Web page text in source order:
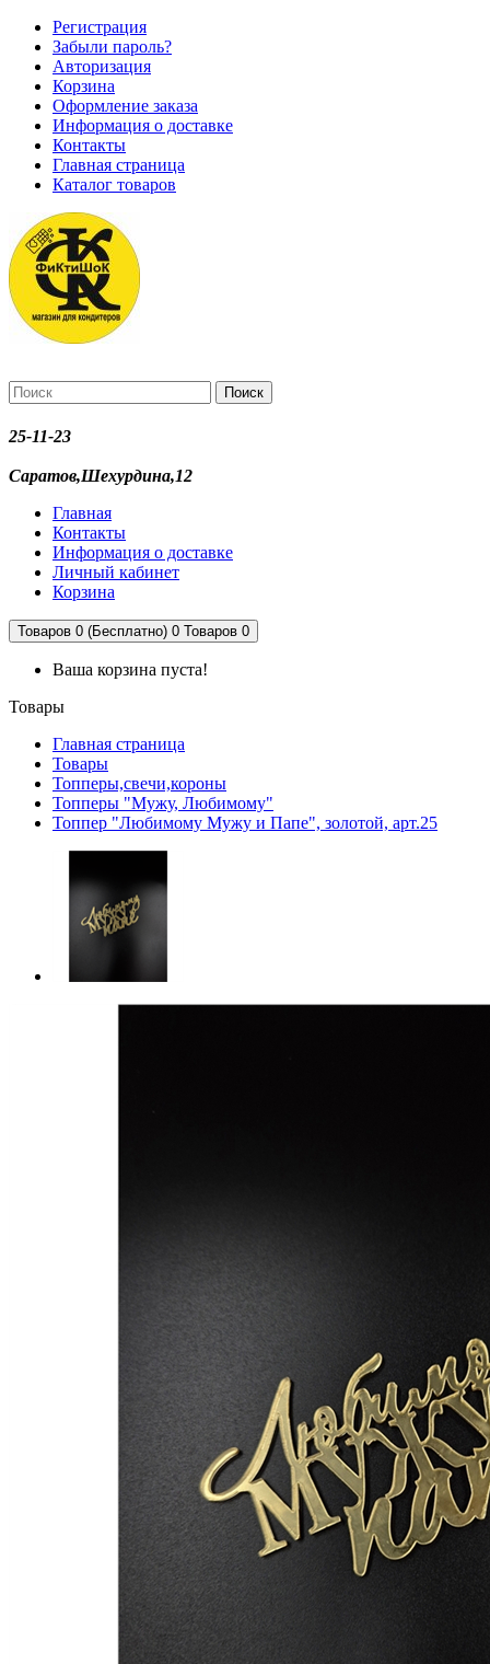
Регистрация
Забыли пароль?
Авторизация
Корзина
Оформление заказа
Информация о доставке
Контакты
Главная страница
Каталог товаров
Поиск
25-11-23
Саратов,Шехурдина,12
Главная
Контакты
Информация о доставке
Личный кабинет
Корзина
Товаров 0 (Бесплатно) 0 Товаров 0
Ваша корзина пуста!
Товары
Главная страница
Товары
Топперы,свечи,короны
Топперы "Мужу, Любимому"
Топпер "Любимому Мужу и Папе", золотой, арт.25